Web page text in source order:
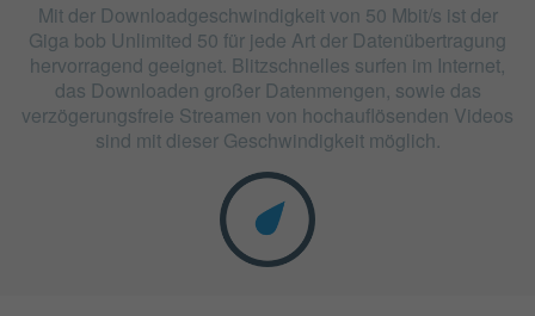
Mit der Downloadgeschwindigkeit von 50 Mbit/s ist der
Giga bob Unlimited 50 für jede Art der Datenübertragung
hervorragend geeignet. Blitzschnelles surfen im Internet,
das Downloaden großer Datenmengen, sowie das
verzögerungsfreie Streamen von hochauflösenden Videos
sind mit dieser Geschwindigkeit möglich.